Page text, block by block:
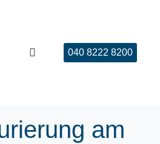
040 8222 8200
am